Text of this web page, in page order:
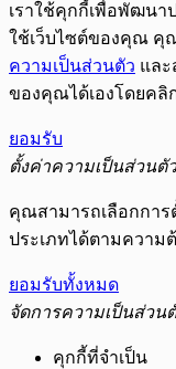
เราใช้คุกกี้เพื่อพัฒน
ใช้เว็บไซต์ของคุณ คุ
ความเป็นส่วนตัว และ
ของคุณได้เองโดยคลิ
ยอมรับ
ตั้งค่าความเป็นส่วนตัว
คุณสามารถเลือกการ
ประเภทได้ตามความ
ยอมรับทั้งหมด
จัดการความเป็นส่วน
คุกกี้ที่จำเป็น